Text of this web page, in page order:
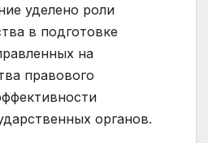
уделено роли
в подготовке
на
правового
органов.